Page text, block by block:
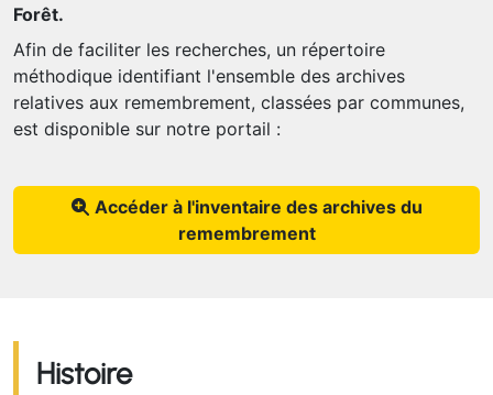
Forêt.
Afin de faciliter les recherches, un répertoire
méthodique identifiant l'ensemble des archives
relatives aux remembrement, classées par communes,
est disponible sur notre portail :
Accéder à l'inventaire des archives du
remembrement
Histoire